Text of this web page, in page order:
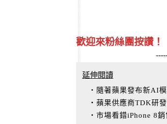
歡迎來粉絲團按讚！
延伸閱讀
‧隨著蘋果發布新AI
‧蘋果供應商TDK研
‧市場看錯iPhone 8